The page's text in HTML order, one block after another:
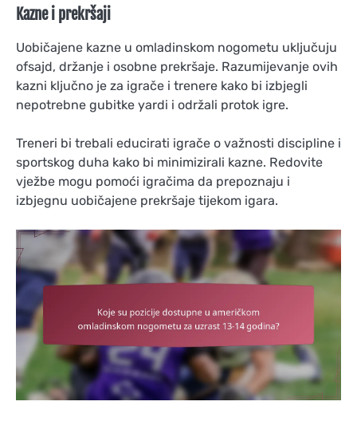
Kazne i prekršaji
Uobičajene kazne u omladinskom nogometu uključuju
ofsajd, držanje i osobne prekršaje. Razumijevanje ovih
kazni ključno je za igrače i trenere kako bi izbjegli
nepotrebne gubitke yardi i održali protok igre.
Treneri bi trebali educirati igrače o važnosti discipline i
sportskog duha kako bi minimizirali kazne. Redovite
vježbe mogu pomoći igračima da prepoznaju i
izbjegnu uobičajene prekršaje tijekom igara.